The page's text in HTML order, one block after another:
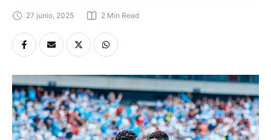
27 junio, 2025 2 Min Read